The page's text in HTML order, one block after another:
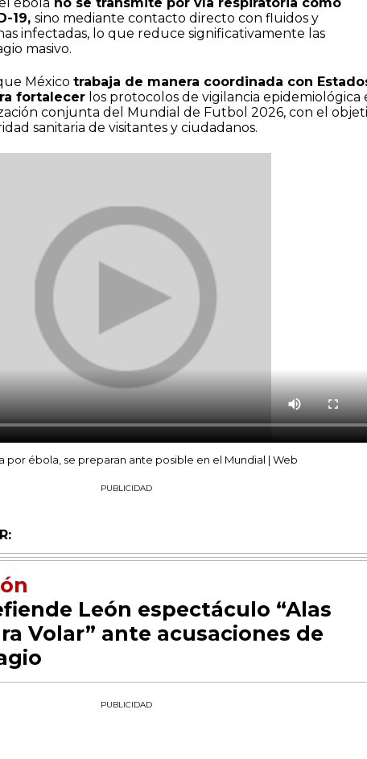
19, sino mediante contacto directo con fluidos y
infectadas, lo que reduce significativamente las
masivo.
México trabaja de manera coordinada con
fortalecer los protocolos de vigilancia epidemiológica
conjunta del Mundial de Futbol 2026, con el
sanitaria de visitantes y ciudadanos.
por ébola, se preparan ante posible en el Mundial | Web
PUBLICIDAD
León espectáculo “Alas
Volar” ante acusaciones de
PUBLICIDAD